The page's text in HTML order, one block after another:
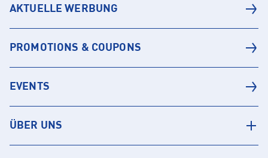
AKTUELLE WERBUNG
PROMOTIONS & COUPONS
EVENTS
ÜBER UNS